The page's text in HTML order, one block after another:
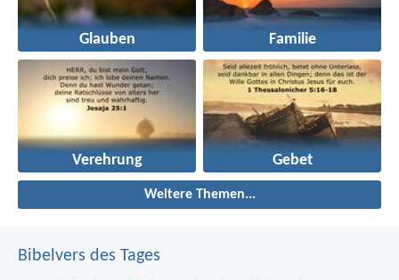
Glauben Familie
Verehrung Gebet
Weitere Themen...
Bibelvers des Tages